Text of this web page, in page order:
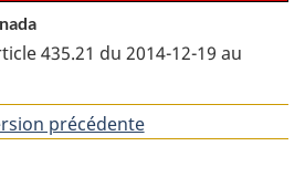
435.21 du 2014-12-19 au
précédentede